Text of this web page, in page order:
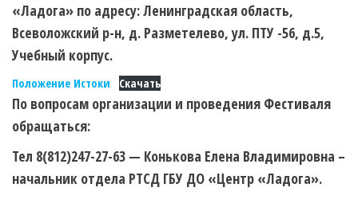
«Ладога» по адресу: Ленинградская область,
Всеволожский р-н, д. Разметелево, ул. ПТУ -56, д.5,
Учебный корпус.
Положение Истоки Скачать
По вопросам организации и проведения Фестиваля
обращаться:
Тел 8(812)247-27-63 — Конькова Елена Владимировна –
начальник отдела РТСД ГБУ ДО «Центр «Ладога».